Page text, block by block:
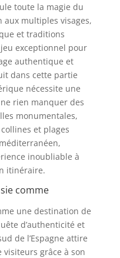
toute la magie du
aux multiples visages,
et traditions
exceptionnel pour
authentique et
dans cette partie
nécessite une
rien manquer des
monumentales,
et plages
inoubliable à
itinéraire.
comme
une destination de
d’authenticité et
de l’Espagne attire
grâce à son